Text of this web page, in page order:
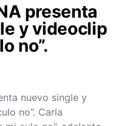
presenta
y videoclip
no”.
nuevo single y
no”. Carla